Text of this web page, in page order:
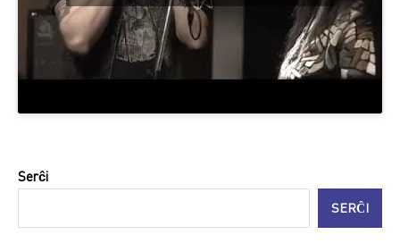
Serĉi
SERĈI